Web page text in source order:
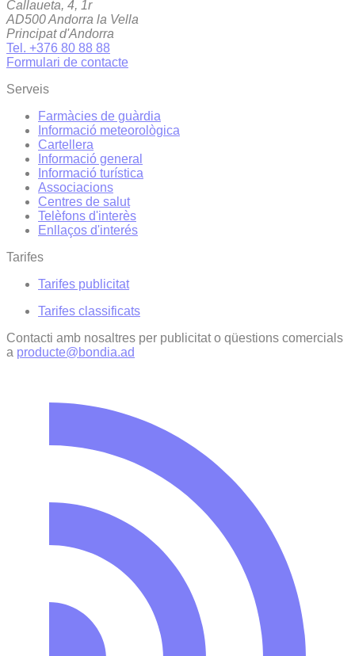
Callaueta, 4, 1r
AD500 Andorra la Vella
Principat d'Andorra
Tel. +376 80 88 88
Formulari de contacte
Serveis
Farmàcies de guàrdia
Informació meteorològica
Cartellera
Informació general
Informació turística
Associacions
Centres de salut
Telèfons d'interès
Enllaços d'interés
Tarifes
Tarifes publicitat
Tarifes classificats
Contacti amb nosaltres per publicitat o qüestions comercials
a producte@bondia.ad